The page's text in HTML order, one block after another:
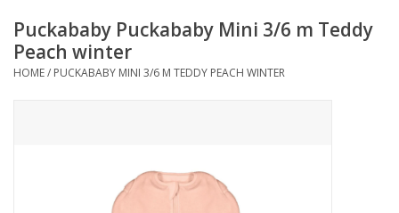
Baby
Jongens
Puckababy Puckababy Mini 3/6 m Teddy
Peach winter
HOME/ PUCKABABY MINI 3/6 M TEDDY PEACH WINTER